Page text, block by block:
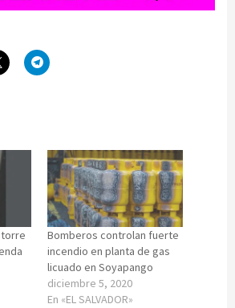
Bomberos controlan fuerte
incendio en planta de gas
licuado en Soyapango
diciembre 5, 2020
En «EL SALVADOR»